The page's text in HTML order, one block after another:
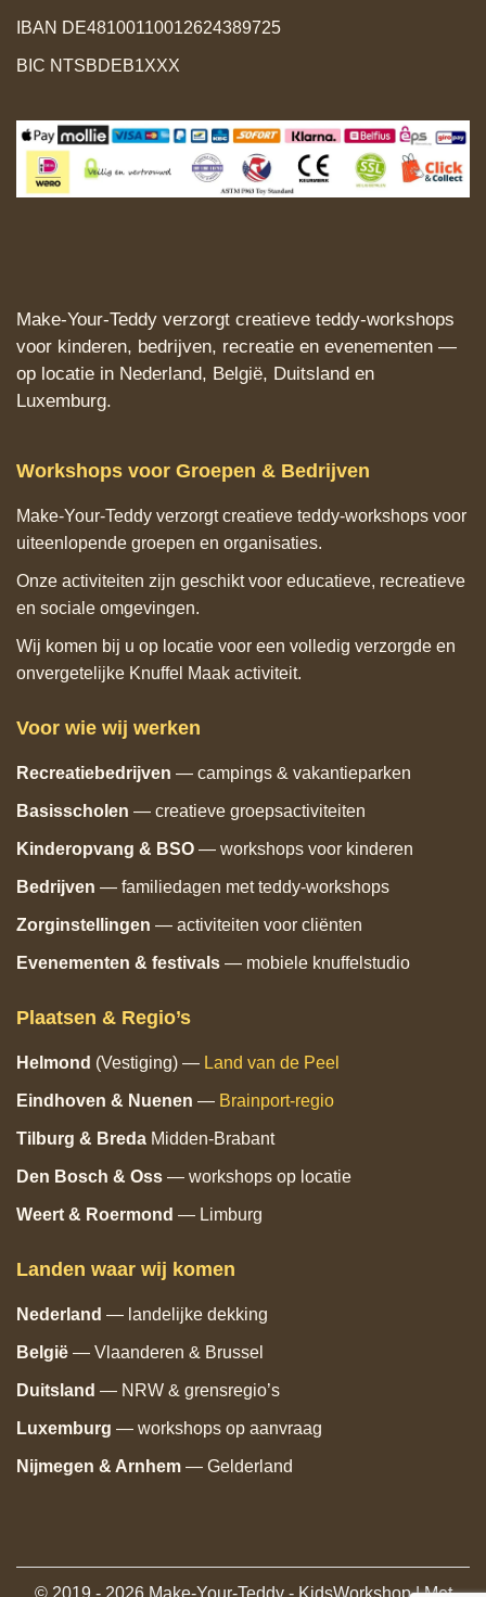
IBAN DE48100110012624389725
BIC NTSBDEB1XXX
Make‑Your‑Teddy verzorgt creatieve teddy‑workshops
voor kinderen, bedrijven, recreatie en evenementen —
op locatie in Nederland, België, Duitsland en
Luxemburg.
Workshops voor Groepen & Bedrijven
Make‑Your‑Teddy verzorgt creatieve teddy‑workshops voor
uiteenlopende groepen en organisaties.
Onze activiteiten zijn geschikt voor educatieve, recreatieve
en sociale omgevingen.
Wij komen bij u op locatie voor een volledig verzorgde en
onvergetelijke Knuffel Maak activiteit.
Voor wie wij werken
Recreatiebedrijven — campings & vakantieparken
Basisscholen — creatieve groepsactiviteiten
Kinderopvang & BSO — workshops voor kinderen
Bedrijven — familiedagen met teddy‑workshops
Zorginstellingen — activiteiten voor cliënten
Evenementen & festivals — mobiele knuffelstudio
Plaatsen & Regio’s
Helmond (Vestiging) — Land van de Peel
Eindhoven & Nuenen — Brainport‑regio
Tilburg & Breda Midden‑Brabant
Den Bosch & Oss — workshops op locatie
Weert & Roermond — Limburg
Landen waar wij komen
Nederland — landelijke dekking
België — Vlaanderen & Brussel
Duitsland — NRW & grensregio’s
Luxemburg — workshops op aanvraag
Nijmegen & Arnhem — Gelderland
© 2019 - 2026 Make-Your-Teddy - KidsWorkshop | Met